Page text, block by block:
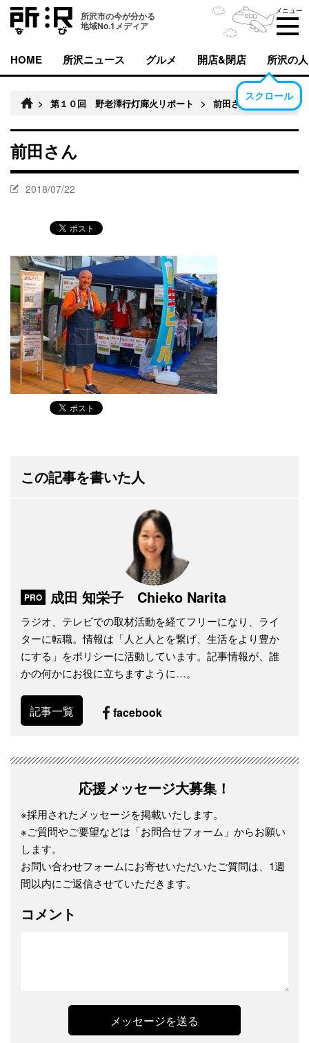
所沢市の今が分かる
地域No.1メディア
メニュー
HOME 所沢ニュース グルメ 開店&閉店 所沢の人
スクロール
> 第１０回 野老澤行灯廊火リポート > 前田さん
前田さん
2018/07/22
この記事を書いた人
PRO 成田 知栄子 Chieko Narita
ラジオ、テレビでの取材活動を経てフリーになり、ライ
ターに転職。情報は「人と人とを繋げ、生活をより豊か
にする」をポリシーに活動しています。記事情報が、誰
かの何かにお役に立ちますように…。
記事一覧 facebook
応援メッセージ大募集！
※採用されたメッセージを掲載いたします。
※ご質問やご要望などは「お問合せフォーム」からお願い
します。
お問い合わせフォームにお寄せいただいたご質問は、1週
間以内にご返信させていただきます。
コメント